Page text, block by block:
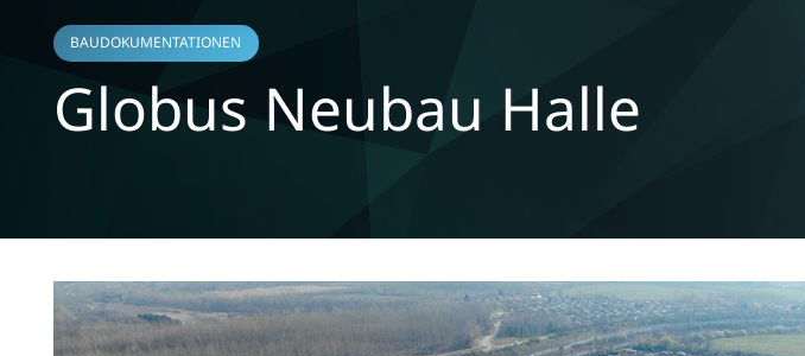
BAUDOKUMENTATIONEN
Globus Neubau Halle